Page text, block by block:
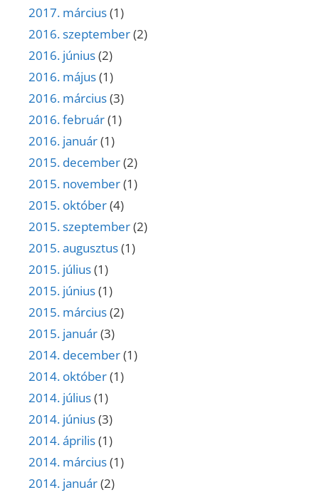
2017. március(1)
2016. szeptember(2)
2016. június(2)
2016. május(1)
2016. március(3)
2016. február(1)
2016. január(1)
2015. december(2)
2015. november(1)
2015. október(4)
2015. szeptember(2)
2015. augusztus(1)
2015. július(1)
2015. június(1)
2015. március(2)
2015. január(3)
2014. december(1)
2014. október(1)
2014. július(1)
2014. június(3)
2014. április(1)
2014. március(1)
2014. január(2)